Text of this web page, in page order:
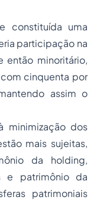
constituída uma
participação na
então minoritário,
cinquenta por
assim o
minimização dos
mais sujeitas,
da holding,
e patrimônio da
patrimoniais